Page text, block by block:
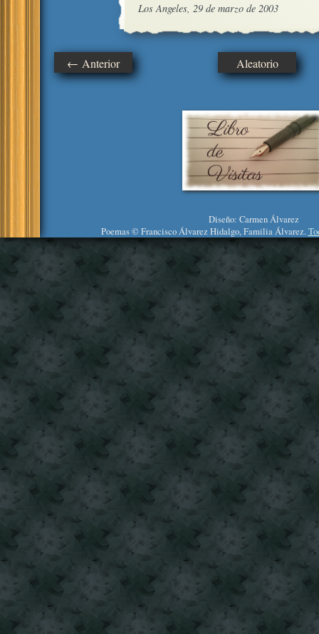
Los Angeles, 29 de marzo de 2003
← Anterior Aleatorio
Diseño: Carmen Álvarez
Poemas © Francisco Álvarez Hidalgo, Familia Álvarez.